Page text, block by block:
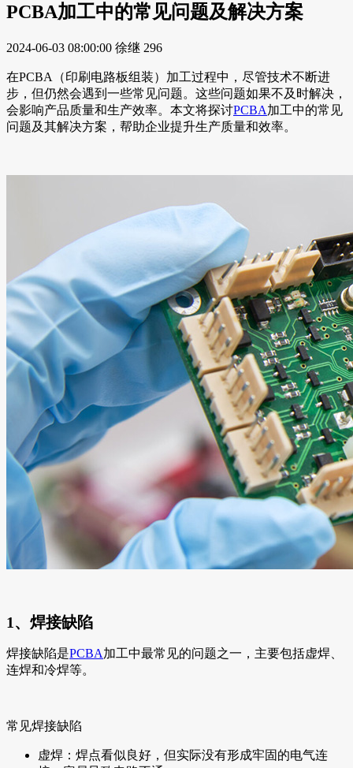
PCBA加工中的常见问题及解决方案
2024-06-03 08:00:00 徐继 296
在PCBA（印刷电路板组装）加工过程中，尽管技术不断进
步，但仍然会遇到一些常见问题。这些问题如果不及时解决，
会影响产品质量和生产效率。本文将探讨PCBA加工中的常见
问题及其解决方案，帮助企业提升生产质量和效率。
1、焊接缺陷
焊接缺陷是PCBA加工中最常见的问题之一，主要包括虚焊、
连焊和冷焊等。
常见焊接缺陷
虚焊：焊点看似良好，但实际没有形成牢固的电气连